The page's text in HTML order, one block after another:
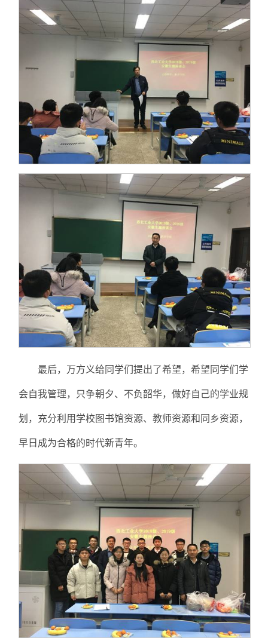
最后，万方义给同学们提出了希望，希望同学们学
会自我管理，只争朝夕、不负韶华，做好自己的学业规
划，充分利用学校图书馆资源、教师资源和同乡资源，
早日成为合格的时代新青年。